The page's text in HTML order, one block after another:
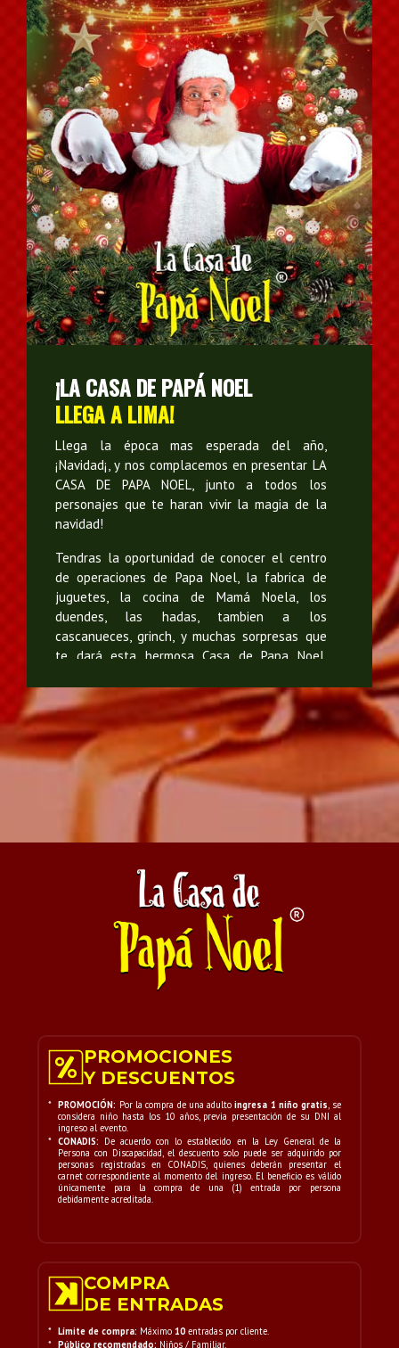
¡LA CASA DE PAPÁ NOEL
LLEGA A LIMA!
Llega la época mas esperada del año,
¡Navidad¡, y nos complacemos en presentar LA
CASA DE PAPA NOEL, junto a todos los
personajes que te haran vivir la magia de la
navidad!
Tendras la oportunidad de conocer el centro
de operaciones de Papa Noel, la fabrica de
juguetes, la cocina de Mamá Noela, los
duendes, las hadas, tambien a los
cascanueces, grinch, y muchas sorpresas que
te dará esta hermosa Casa de Papa Noel,
Vive la experiencia junto a toda la familia, y
visitanos del 10 al 23 de diciembre, vive la
navidad con Santa Claus, los esperamos!
PROMOCIONES
Y DESCUENTOS
* PROMOCIÓN: Por la compra de una adultoingresa 1 niño gratis, se
considera niño hasta los 10 años, previa presentación de su DNI al
ingreso al evento.
* CONADIS: De acuerdo con lo establecido en la Ley General de la
Persona con Discapacidad, el descuento solo puede ser adquirido por
personas registradas en CONADIS, quienes deberán presentar el
carnet correspondiente al momento del ingreso. El beneficio es válido
únicamente para la compra de una (1) entrada por persona
debidamente acreditada.
COMPRA
DE ENTRADAS
* Límite de compra: Máximo10 entradas por cliente.
* Público recomendado: Niños / Familiar.